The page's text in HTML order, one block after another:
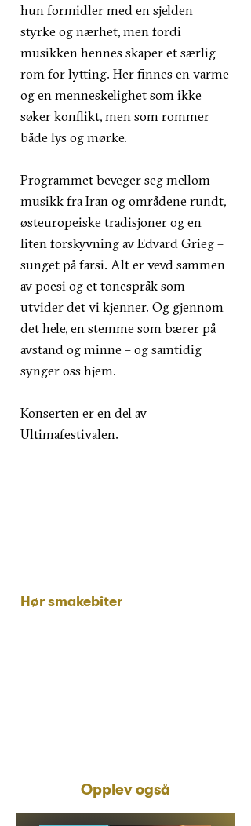
hun formidler med en sjelden
styrke og nærhet, men fordi
musikken hennes skaper et særlig
rom for lytting. Her finnes en varme
og en menneskelighet som ikke
søker konflikt, men som rommer
både lys og mørke.
Programmet beveger seg mellom
musikk fra Iran og områdene rundt,
østeuropeiske tradisjoner og en
liten forskyvning av Edvard Grieg –
sunget på farsi. Alt er vevd sammen
av poesi og et tonespråk som
utvider det vi kjenner. Og gjennom
det hele, en stemme som bærer på
avstand og minne – og samtidig
synger oss hjem.
Konserten er en del av
Ultimafestivalen.
Hør smakebiter
Opplev også